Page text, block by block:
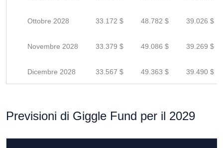
Ottobre 2028 33.172 $ 48.782 $ 39.026 $
Novembre 2028 33.379 $ 49.086 $ 39.269 $
Dicembre 2028 33.567 $ 49.363 $ 39.490 $
Previsioni di Giggle Fund per il 2029